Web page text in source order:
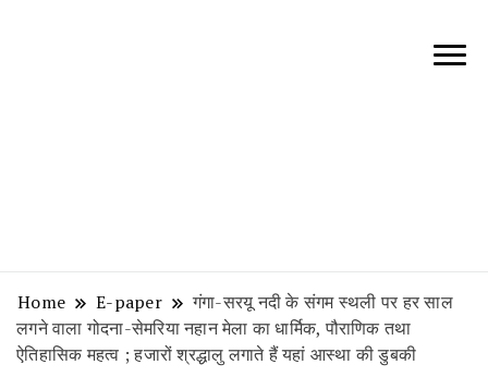
Home E-paper
गंगा-सरयू नदी के संगम स्थली पर हर साल
लगने वाला गोदना-सेमरिया नहान मेला का धार्मिक, पौराणिक तथा
ऐतिहासिक महत्व ; हजारों श्रद्धालु लगाते हैं यहां आस्था की डुबकी